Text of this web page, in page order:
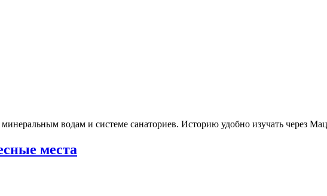
водам и системе санаториев. Историю удобно изучать через
места